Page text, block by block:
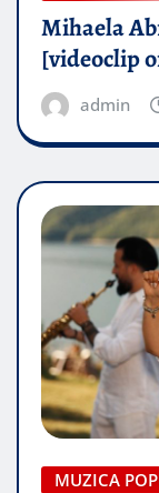
Mihaela
[videoclip
admin
MUZICA